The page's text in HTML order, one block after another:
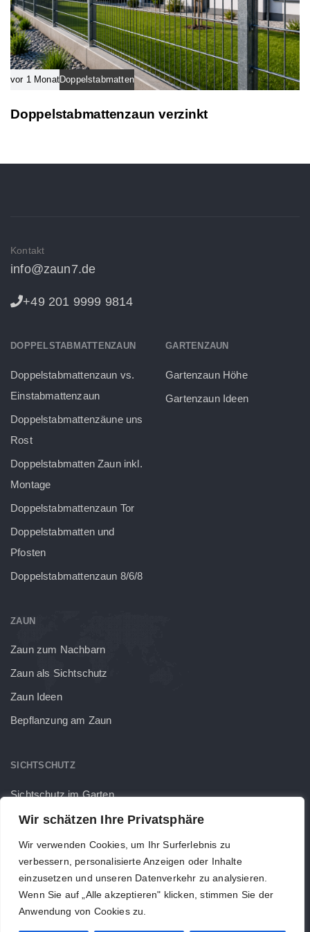
Wir schätzen Ihre Privatsphäre
Wir verwenden Cookies, um Ihr Surferlebnis zu
verbessern, personalisierte Anzeigen oder Inhalte
einzusetzen und unseren Datenverkehr zu analysieren.
Wenn Sie auf „Alle akzeptieren" klicken, stimmen Sie der
Anwendung von Cookies zu.
vor 1 MonatDoppelstabmatten
Doppelstabmattenzaun verzinkt
Kontakt
info@zaun7.de
+49 201 9999 9814
DOPPELSTABMATTENZAUN
Doppelstabmattenzaun vs.
Einstabmattenzaun
Doppelstabmattenzäune uns
Rost
Doppelstabmatten Zaun inkl.
Montage
Doppelstabmattenzaun Tor
Doppelstabmatten und
Pfosten
Doppelstabmattenzaun 8/6/8
GARTENZAUN
Gartenzaun Höhe
Gartenzaun Ideen
ZAUN
Zaun zum Nachbarn
Zaun als Sichtschutz
Zaun Ideen
Bepflanzung am Zaun
SICHTSCHUTZ
Sichtschutz im Garten
Sichtschutzlösungen Doppelstabmattenzaun
Impressum Datenschutz